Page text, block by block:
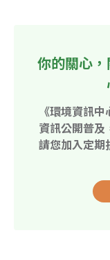
你的關心
《環境資訊
資訊公開普及
請您加入定期